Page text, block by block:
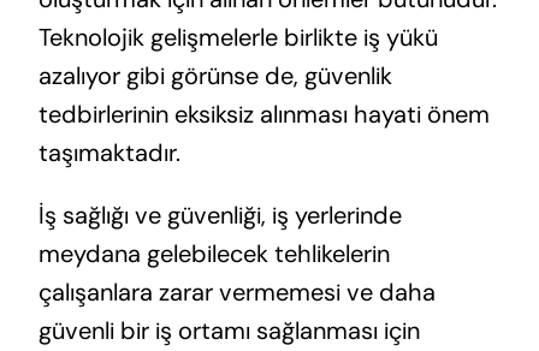
Teknolojik gelişmelerle birlikte iş yükü
azalıyor gibi görünse de, güvenlik
tedbirlerinin eksiksiz alınması hayati önem
taşımaktadır.
İş sağlığı ve güvenliği, iş yerlerinde
meydana gelebilecek tehlikelerin
çalışanlara zarar vermemesi ve daha
güvenli bir iş ortamı sağlanması için